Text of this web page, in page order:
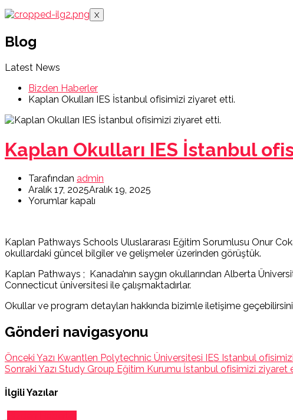
X
Blog
Latest News
Bizden Haberler
Kaplan Okulları IES İstanbul ofisimizi ziyaret etti.
Kaplan Okulları IES İstanbul
Tarafından admin
Aralık 17, 2025Aralık 19, 2025
Yorumlar kapalı
Kaplan Pathways Schools Uluslararası Eğitim Sorumlusu Onur
okullardaki güncel bilgiler ve gelişmeler üzerinden görüştük.
Kaplan Pathways ; Kanada’nın saygın okullarından Alberta
Connecticut üniversitesi ile çalışmaktadırlar.
Okullar ve program detayları hakkında bizimle iletişime
Gönderi navigasyonu
Önceki Yazı Kwantlen Polytechnic Üniversitesi IES Istanbul
Sonraki Yazı Study Group Eğitim Kurumu İstanbul ofisimizi ziyaret
İlgili Yazılar